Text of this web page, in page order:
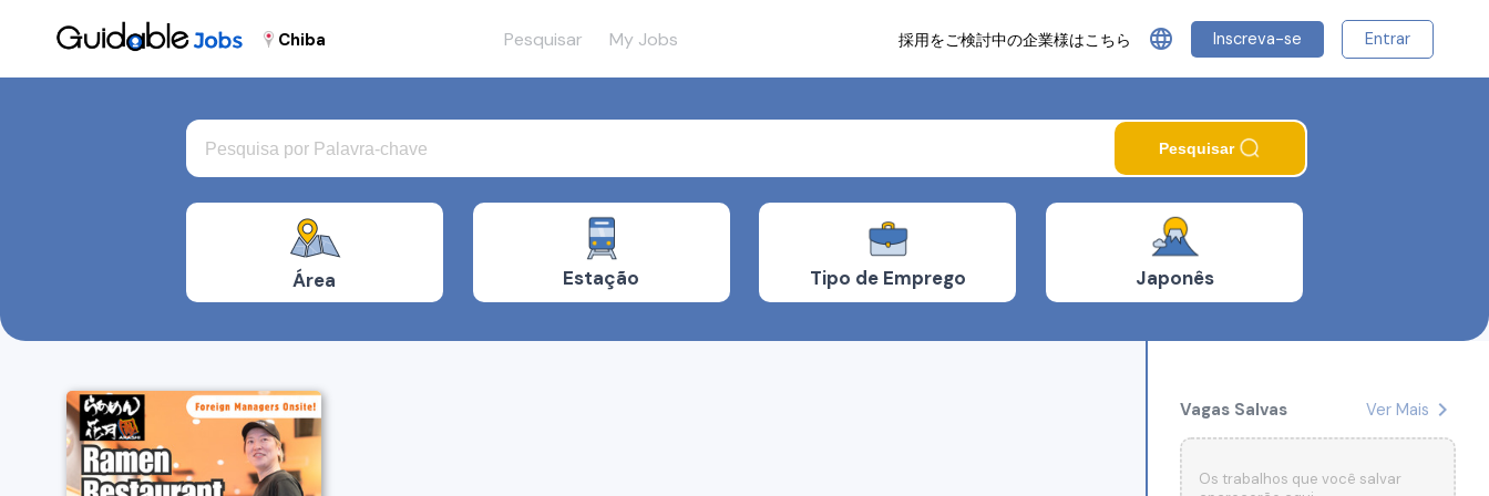
Chiba Pesquisar My Jobs 採用をご検討中の企業様はこちら language Inscreva-se Entrar
Pesquisar
Área Estação Tipo de Emprego Japonês
Vagas Salvas Ver Mais chevron_right
Os trabalhos que você salvar